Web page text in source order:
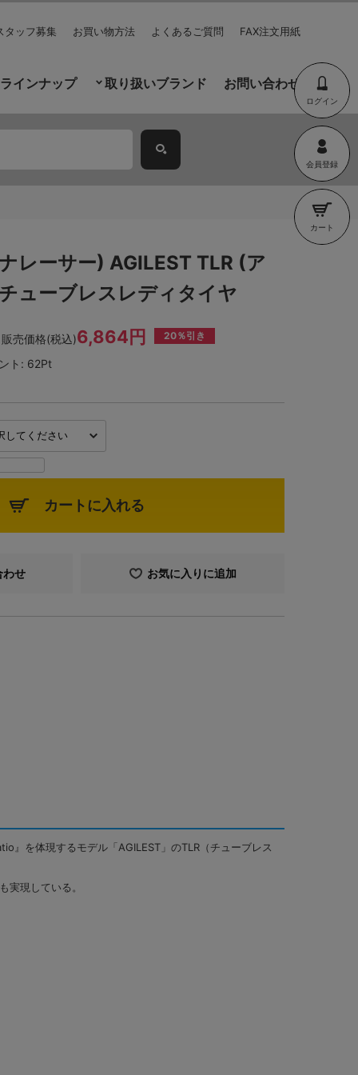
タッフ募集 お買い物方法 よくあるご質問 FAX注文用紙
ログイン
会員登録
カート
インナップ 取り扱いブランド お問い合わせ
レーサー) AGILEST TLR (ア
ューブレスレディタイヤ
販売価格(税込)6,864円 20％引き
ト: 62Pt
カートに入れる
わせ お気に入りに追加
』を体現するモデル「AGILEST」のTLR（チューブレス
実現している。